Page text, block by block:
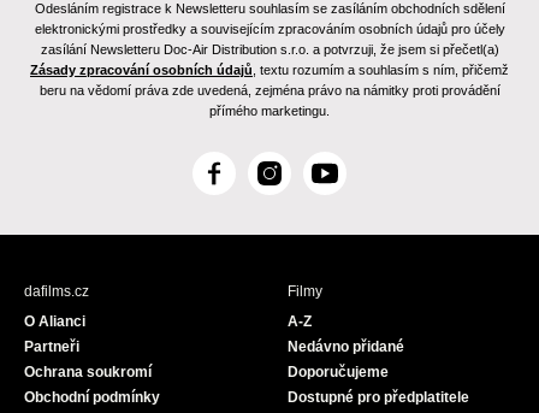
Odesláním registrace k Newsletteru souhlasím se zasíláním obchodních sdělení
elektronickými prostředky a souvisejícím zpracováním osobních údajů pro účely
zasílání Newsletteru Doc-Air Distribution s.r.o. a potvrzuji, že jsem si přečetl(a)
Zásady zpracování osobních údajů , textu rozumím a souhlasím s ním, přičemž
beru na vědomí práva zde uvedená, zejména právo na námitky proti provádění
přímého marketingu.
F
c
I
s
Y
u
dafilms.cz
O Alianci
Partneři
Ochrana soukromí
Obchodní podmínky
Filmy
A-Z
Nedávno přidané
Doporučujeme
Dostupné pro předplatitele